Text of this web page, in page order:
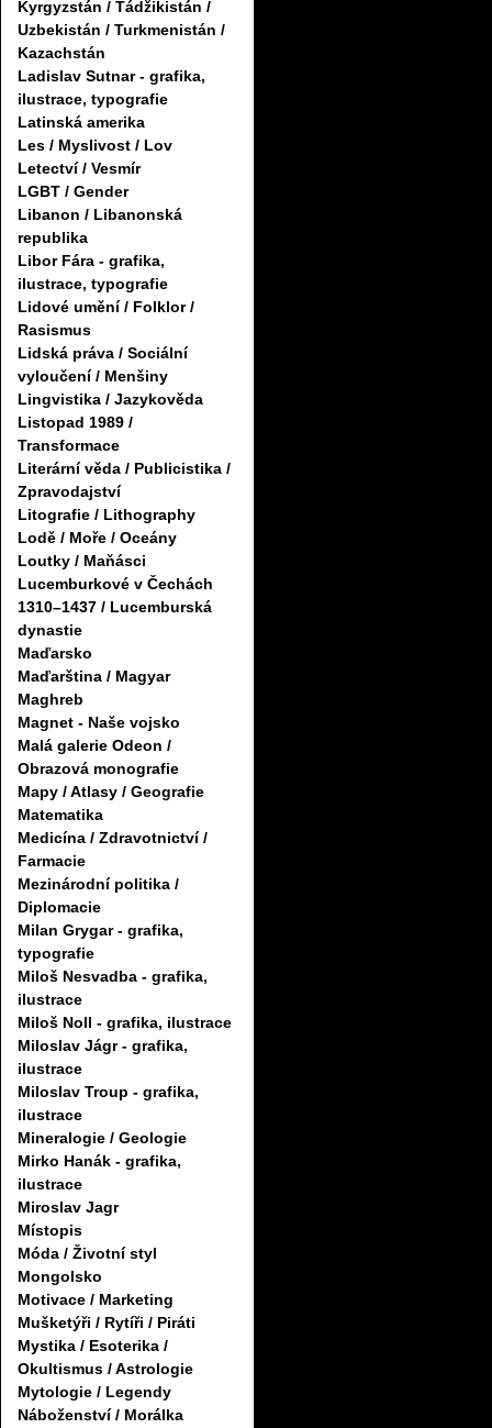
Kyrgyzstán / Tádžikistán /
Uzbekistán / Turkmenistán /
Kazachstán
Ladislav Sutnar - grafika,
ilustrace, typografie
Latinská amerika
Les / Myslivost / Lov
Letectví / Vesmír
LGBT / Gender
Libanon / Libanonská
republika
Libor Fára - grafika,
ilustrace, typografie
Lidové umění / Folklor /
Rasismus
Lidská práva / Sociální
vyloučení / Menšiny
Lingvistika / Jazykověda
Listopad 1989 /
Transformace
Literární věda / Publicistika /
Zpravodajství
Litografie / Lithography
Lodě / Moře / Oceány
Loutky / Maňásci
Lucemburkové v Čechách
1310–1437 / Lucemburská
dynastie
Maďarsko
Maďarština / Magyar
Maghreb
Magnet - Naše vojsko
Malá galerie Odeon /
Obrazová monografie
Mapy / Atlasy / Geografie
Matematika
Medicína / Zdravotnictví /
Farmacie
Mezinárodní politika /
Diplomacie
Milan Grygar - grafika,
typografie
Miloš Nesvadba - grafika,
ilustrace
Miloš Noll - grafika, ilustrace
Miloslav Jágr - grafika,
ilustrace
Miloslav Troup - grafika,
ilustrace
Mineralogie / Geologie
Mirko Hanák - grafika,
ilustrace
Miroslav Jagr
Místopis
Móda / Životní styl
Mongolsko
Motivace / Marketing
Mušketýři / Rytíři / Piráti
Mystika / Esoterika /
Okultismus / Astrologie
Mytologie / Legendy
Náboženství / Morálka